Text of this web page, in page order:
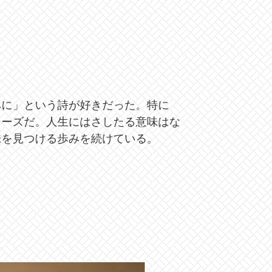
」という詩が好きだった。特に
ズだ。人生にはさしたる意味はな
見つける歩みを続けている。